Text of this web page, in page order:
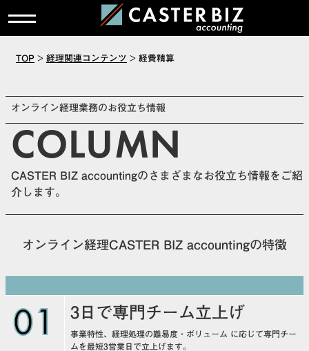
TOP > 経理関連コンテンツ > 経費精算
オンライン経理業務のお役立ち情報
COLUMN
CASTER BIZ accountingのさまざまなお役立ち情報をご紹
介します。
オンライン経理CASTER BIZ accountingの特徴
01 3日で専門チーム立上げ
事業特性、経理処理の難易度・ボリューム に応じて専門チー
ムを最短3営業日で立上げます。